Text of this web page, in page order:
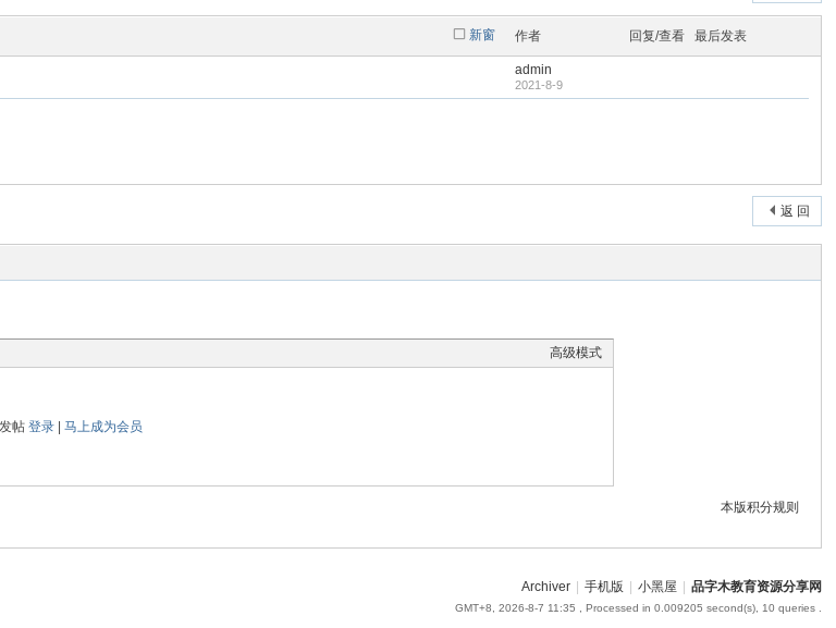
新窗 作者 回复/查看 最后发表
admin
2021-8-9
返 回
高级模式
帖 登录| 马上成为会员
本版积分规则
Archiver 手机版 小黑屋 品字木教育资源分享网
GMT+8, 2026-8-7 11:35 , Processed in 0.009205 second(s), 10 queries .